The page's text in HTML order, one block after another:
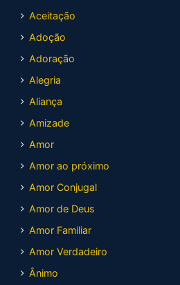
Aceitação
Adoção
Adoração
Alegria
Aliança
Amizade
Amor
Amor ao próximo
Amor Conjugal
Amor de Deus
Amor Familiar
Amor Verdadeiro
Ânimo